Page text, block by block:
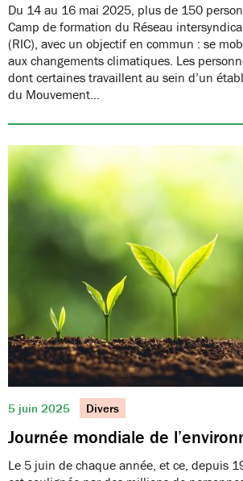
Du 14 au 16 mai 2025, plus de 150
Camp de formation du Réseau
(RIC), avec un objectif en commun : se
aux changements climatiques. Les
dont certaines travaillent au sein d’un
du Mouvement…
5 juin 2025 Divers
Journée mondiale de
Le 5 juin de chaque année, et ce, depuis